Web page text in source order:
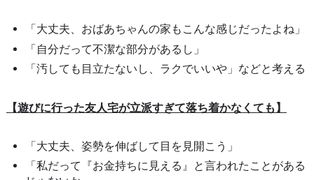
「大丈夫、おばあちゃんの家もこんな感じだったよね」
「自分だって不潔な部分があるし」
「汚しても目立たないし、ラクでいいや」などと考える
【遊びに行った友人宅が立派すぎて落ち着かなくても】
「大丈夫、姿勢を伸ばして目を見開こう」
「私だって『お金持ちに見える』と言われたことがある